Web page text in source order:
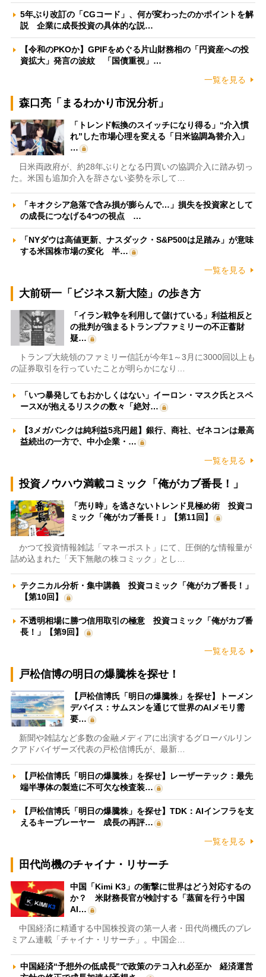
5年ぶり改訂の「CGコード」、何が変わったのかポイントを解
説 企業に成長投資の具体的な説…
【令和のPKOか】GPIFをめぐる片山財務相の「円資産への投
資拡大」発言の波紋 「国債重視」…
一覧を見る
森口亮「まるわかり市況分析」
「トレンド転換のスイッチになり得る」“介入慣
れ”した市場心理を変える「日米協調為替介入」
…
日米両政府が、約28年ぶりとなる円買いの協調介入に踏み切っ
た。米国も追加介入を辞さない姿勢を示して…
「キオクシア急落で含み損が膨らんで…」損失を投資家として
の成長につなげる4つの視点 …
「NYダウは高値更新、ナスダック・S&P500は足踏み」が意味
する米国株市場の変化 半…
一覧を見る
大前研一「ビジネス新大陸」の歩き方
「イラン戦争を利用して儲けている」利益相反と
の批判が強まるトランプファミリーの不正蓄財
疑…
トランプ大統領のファミリー信託が今年1～3月に3000回以上も
の証券取引を行っていたことが明らかになり…
「いつ暴発してもおかしくはない」イーロン・マスク氏とスペ
ースXが抱えるリスクの数々「絶対…
【3メガバンクは純利益5兆円超】銀行、商社、ゼネコンは最高
益続出の一方で、中小企業・…
一覧を見る
投資ノウハウ満載コミック「俺がカブ番長！」
「売り時」を逃さないトレンド見極め術 投資コ
ミック「俺がカブ番長！」【第11回】
かつて投資情報雑誌「マネーポスト」にて、圧倒的な情報量が
詰め込まれた「天下無敵の株コミック」とし…
テクニカル分析・集中講義 投資コミック「俺がカブ番長！」
【第10回】
不透明相場に勝つ信用取引の極意 投資コミック「俺がカブ番
長！」【第9回】
一覧を見る
戸松信博の明日の爆騰株を探せ！
【戸松信博氏「明日の爆騰株」を探せ】トーメン
デバイス：サムスンを通じて世界のAIメモリ需
要…
新聞や雑誌など多数の金融メディアに出演するグローバルリン
クアドバイザーズ代表の戸松信博氏が、最新…
【戸松信博氏「明日の爆騰株」を探せ】レーザーテック：最先
端半導体の製造に不可欠な検査装…
【戸松信博氏「明日の爆騰株」を探せ】TDK：AIインフラを支
えるキープレーヤー 成長の再評…
一覧を見る
田代尚機のチャイナ・リサーチ
中国「Kimi K3」の衝撃に世界はどう対応するの
か？ 米財務長官が検討する「蒸留を行う中国
AI…
中国経済に精通する中国株投資の第一人者・田代尚機氏のプレ
ミアム連載「チャイナ・リサーチ」。中国企…
中国経済“予想外の低成長”で政策のテコ入れ必至か 経済運営